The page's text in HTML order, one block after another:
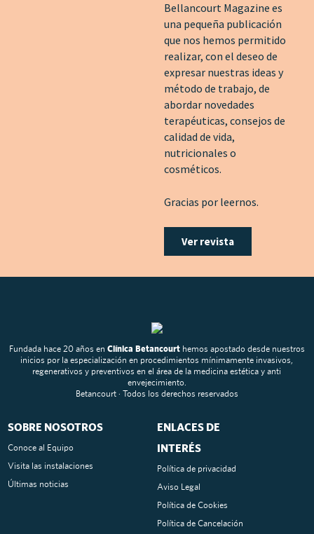
Bellancourt Magazine es
una pequeña publicación
que nos hemos permitido
realizar, con el deseo de
expresar nuestras ideas y
método de trabajo, de
abordar novedades
terapéuticas, consejos de
calidad de vida,
nutricionales o
cosméticos.
Gracias por leernos.
Ver revista
Fundada hace 20 años en Clínica Betancourthemos apostado desde nuestros
inicios por la especialización en procedimientos mínimamente invasivos,
regenerativos y preventivos en el área de la medicina estética y anti
envejecimiento.
Betancourt · Todos los derechos reservados
SOBRE NOSOTROS
Conoce al Equipo
Visita las instalaciones
Últimas noticias
ENLACES DE
INTERÉS
Política de privacidad
Aviso Legal
Política de Cookies
Política de Cancelación